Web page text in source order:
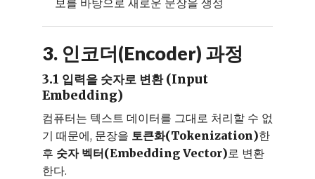
보를 바탕으로 새로운 문장을 생성
3. 인코더(Encoder) 과정
3.1 입력을 숫자로 변환 (Input
Embedding)
컴퓨터는 텍스트 데이터를 그대로 처리할 수 없
기 때문에, 문장을 토큰화(Tokenization)한
후 숫자 벡터(Embedding Vector)로 변환
한다.